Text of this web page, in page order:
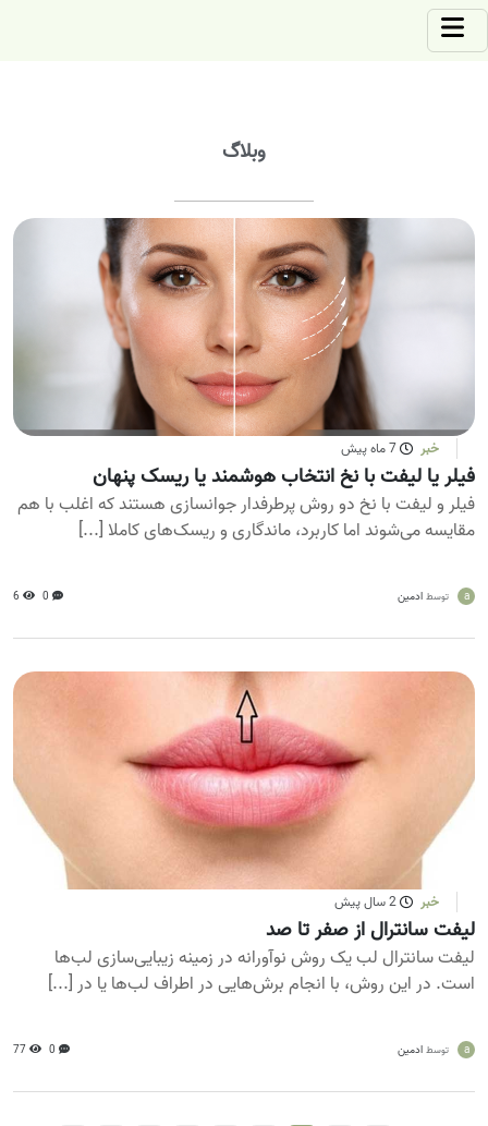
وبلاگ
خبر 7 ماه پیش
فیلر یا لیفت با نخ انتخاب هوشمند یا ریسک پنهان
فیلر و لیفت با نخ دو روش پرطرفدار جوانسازی هستند که اغلب با هم
مقایسه می‌شوند اما کاربرد، ماندگاری و ریسک‌های کاملا [...]
a توسط ادمین 0
6
خبر 2 سال پیش
لیفت سانترال از صفر تا صد
لیفت سانترال لب یک روش نوآورانه در زمینه زیبایی‌سازی لب‌ها
است. در این روش، با انجام برش‌هایی در اطراف لب‌ها یا در [...]
a توسط ادمین 0
77